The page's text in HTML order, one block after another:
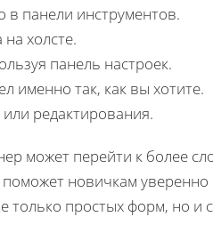
в панели инструментов.
холсте.
панель настроек.
именно так, как вы хотите.
редактирования.
может перейти к более
новичкам уверенно
только простых форм, но и